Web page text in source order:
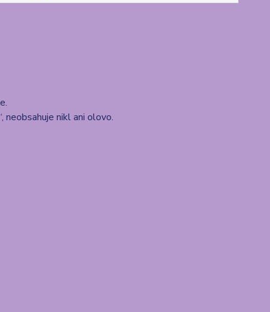
neobsahuje nikl ani olovo.